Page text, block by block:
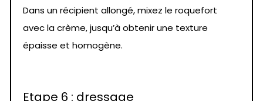
Dans un récipient allongé, mixez le roquefort
avec la crème, jusqu’à obtenir une texture
épaisse et homogène.
Etape 6 : dressage